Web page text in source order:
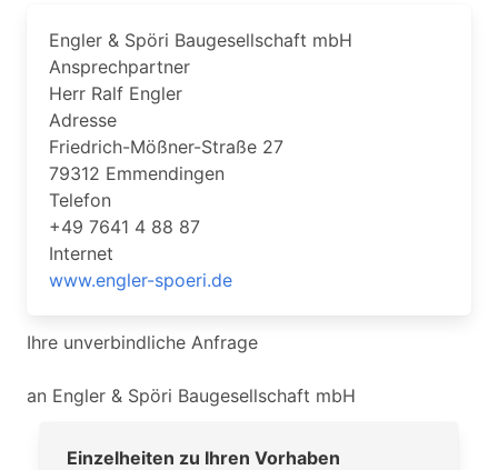
Engler & Spöri Baugesellschaft mbH
Ansprechpartner
Herr Ralf Engler
Adresse
Friedrich-Mößner-Straße 27
79312 Emmendingen
Telefon
+49 7641 4 88 87
Internet
www.engler-spoeri.de
Ihre unverbindliche Anfrage
an Engler & Spöri Baugesellschaft mbH
Einzelheiten zu Ihren Vorhaben